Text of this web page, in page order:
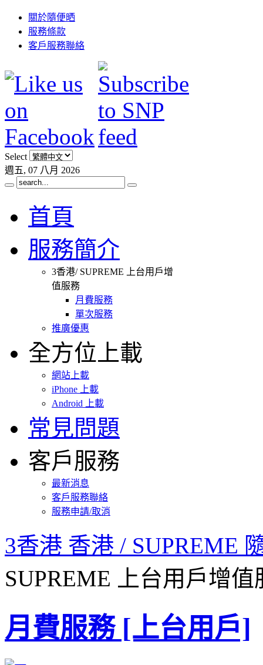
關於隨便晒
服務條款
客戶服務聯絡
Select
週五, 07 八月 2026
首頁
服務簡介
3香港/ SUPREME 上台用戶增
值服務
月費服務
單次服務
推廣優惠
全方位上載
網站上載
iPhone 上載
Android 上載
常見問題
客戶服務
最新消息
客戶服務聯絡
服務申請/取消
3香港 香港 / SUPREME
SUPREME 上台用戶增值
月費服務 [上台用戶]